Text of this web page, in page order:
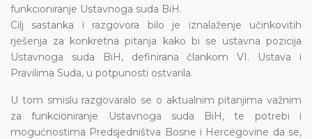
funkcioniranje Ustavnoga suda BiH.
Cilj sastanka i razgovora bilo je iznalaženje učinkovitih
rješenja za konkretna pitanja kako bi se ustavna pozicija
Ustavnoga suda BiH, definirana člankom VI. Ustava i
Pravilima Suda, u potpunosti ostvarila.
U tom smislu razgovaralo se o aktualnim pitanjima važnim
za funkcioniranje Ustavnoga suda
BiH, te potrebi i
mogućnostima Predsjedništva Bosne i Hercegovine da se,